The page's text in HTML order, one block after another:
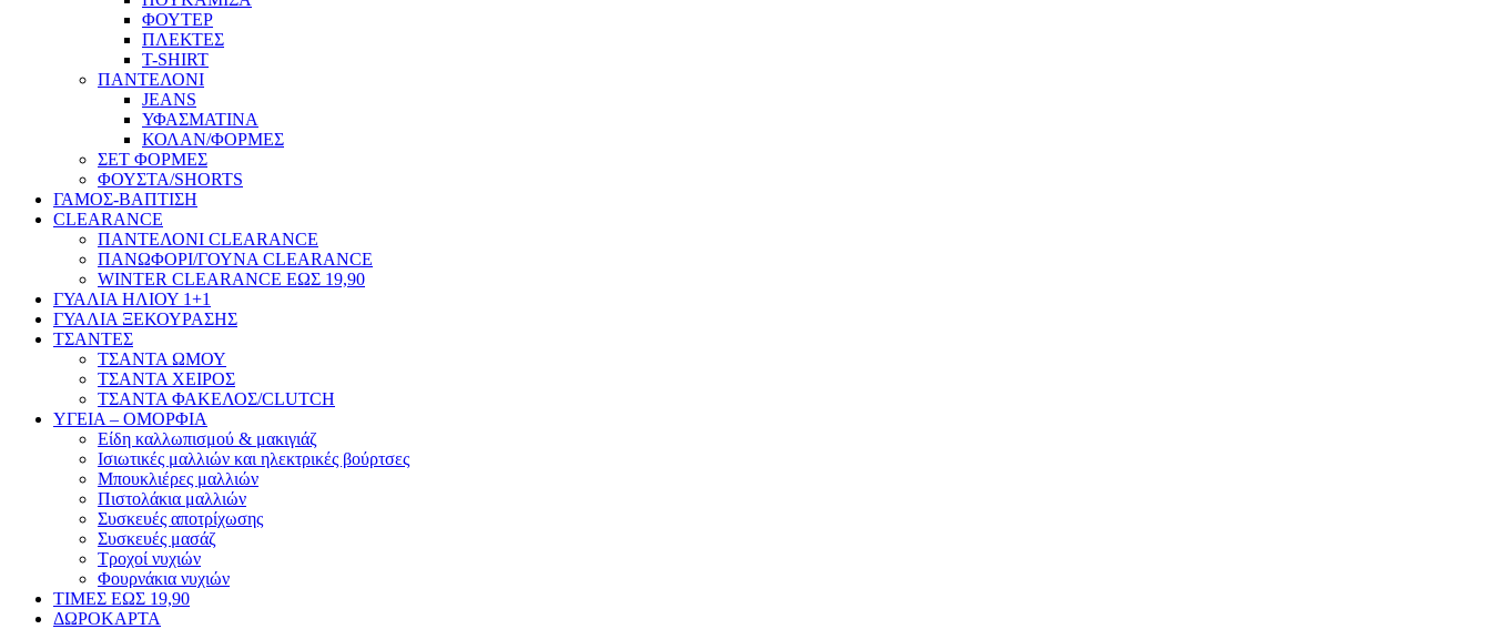
ΦΟΥΤΕΡ
ΠΛΕΚΤΕΣ
T-SHIRT
ΠΑΝΤΕΛΟΝΙ
JEANS
ΥΦΑΣΜΑΤΙΝΑ
ΚΟΛΑΝ/ΦΟΡΜΕΣ
ΣΕΤ ΦΟΡΜΕΣ
ΦΟΥΣΤΑ/SHORTS
ΓΑΜΟΣ-ΒΑΠΤΙΣΗ
CLEARANCE
ΠΑΝΤΕΛΟΝΙ CLEARANCE
ΠΑΝΩΦΟΡΙ/ΓΟΥΝΑ CLEARANCE
WINTER CLEARANCE ΕΩΣ 19,90
ΓΥΑΛΙΑ ΗΛΙΟΥ 1+1
ΓΥΑΛΙΑ ΞΕΚΟΥΡΑΣΗΣ
ΤΣΑΝΤΕΣ
ΤΣΑΝΤΑ ΩΜΟΥ
ΤΣΑΝΤΑ ΧΕΙΡΟΣ
ΤΣΑΝΤΑ ΦΑΚΕΛΟΣ/CLUTCH
ΥΓΕΙΑ – ΟΜΟΡΦΙΑ
Είδη καλλωπισμού & μακιγιάζ
Ισιωτικές μαλλιών και ηλεκτρικές βούρτσες
Μπουκλιέρες μαλλιών
Πιστολάκια μαλλιών
Συσκευές αποτρίχωσης
Συσκευές μασάζ
Τροχοί νυχιών
Φουρνάκια νυχιών
ΤΙΜΕΣ ΕΩΣ 19,90
ΔΩΡΟΚΑΡΤΑ